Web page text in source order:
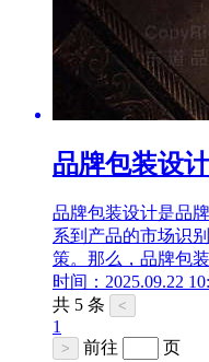
品牌包装设
品牌包装设计是品
系到产品的市场识
策。那么，品牌包
时间：2025.09.22
共 5 条
<
1
> 前往 页